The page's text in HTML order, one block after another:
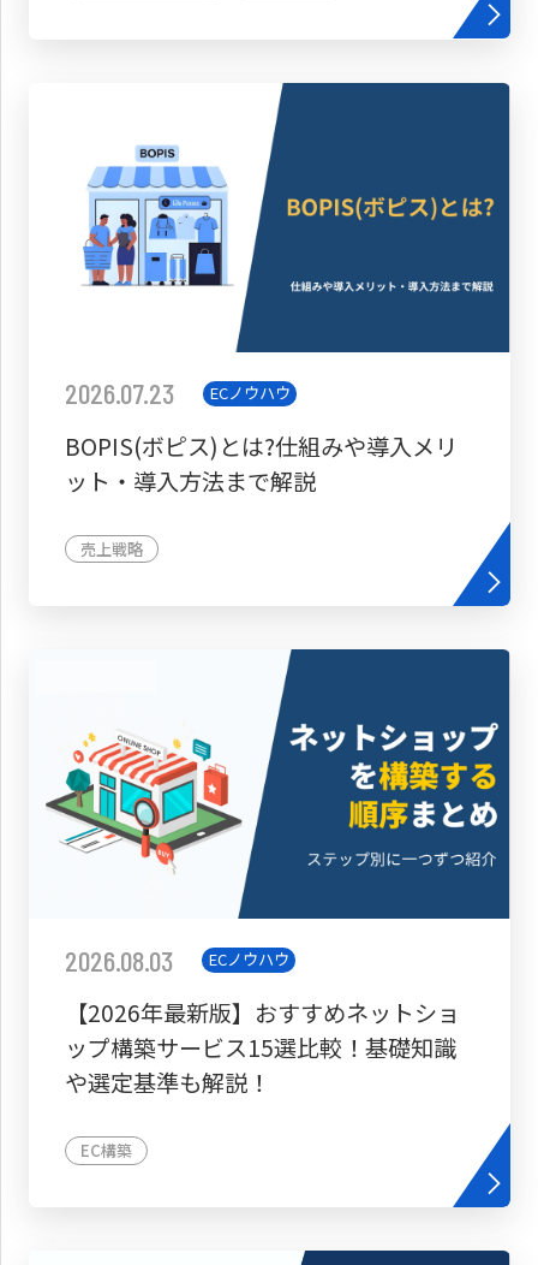
2026.07.23 ECノウハウ
BOPIS(ボピス)とは?仕組みや導入メリ
ット・導入方法まで解説
売上戦略
2026.08.03 ECノウハウ
【2026年最新版】おすすめネットショ
ップ構築サービス15選比較！基礎知識
や選定基準も解説！
EC構築